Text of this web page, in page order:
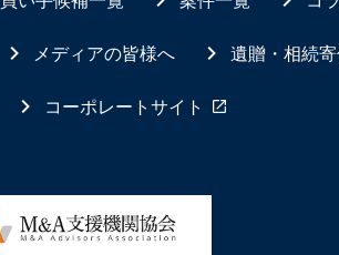
メディアの皆様へ 遺贈・相続
コーポレートサイト